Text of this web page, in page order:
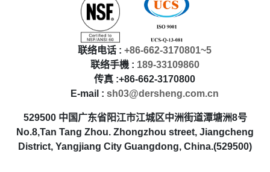
联络电话 : +86-662-3170801~5
联络手機 : 189-33109860
传真 :+86-662-3170800
E-mail : sh03@dersheng.com.cn
529500 中国广东省阳江市江城区中洲街道潭塘洲8号
No.8,Tan Tang Zhou. Zhongzhou street, Jiangcheng
District, Yangjiang City Guangdong, China.(529500)